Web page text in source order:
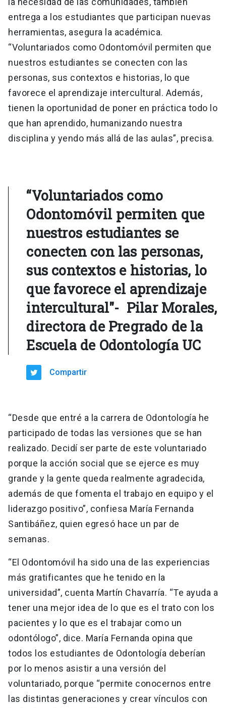
entrega a los estudiantes que participan nuevas
herramientas, asegura la académica.
“Voluntariados como Odontomóvil permiten que
nuestros estudiantes se conecten con las
personas, sus contextos e historias, lo que
favorece el aprendizaje intercultural. Además,
tienen la oportunidad de poner en práctica todo lo
que han aprendido, humanizando nuestra
disciplina y yendo más allá de las aulas”, precisa.
“Voluntariados como
Odontomóvil permiten que
nuestros estudiantes se
conecten con las personas,
sus contextos e historias, lo
que favorece el aprendizaje
intercultural"- Pilar Morales,
directora de Pregrado de la
Escuela de Odontología UC
Compartir
“Desde que entré a la carrera de Odontología he
participado de todas las versiones que se han
realizado. Decidí ser parte de este voluntariado
porque la acción social que se ejerce es muy
grande y la gente queda realmente agradecida,
además de que fomenta el trabajo en equipo y el
liderazgo positivo”, confiesa María Fernanda
Santibáñez, quien egresó hace un par de
semanas.
“El Odontomóvil ha sido una de las experiencias
más gratificantes que he tenido en la
universidad”, cuenta Martín Chavarría. “Te ayuda a
tener una mejor idea de lo que es el trato con los
pacientes y lo que es el trabajar como un
odontólogo”, dice. María Fernanda opina que
todos los estudiantes de Odontología deberían
por lo menos asistir a una versión del
voluntariado, porque “permite conocernos entre
las distintas generaciones y crear vínculos con